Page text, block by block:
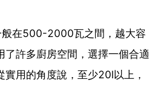
般在500-2000瓦之間，越大容
了許多廚房空間，選擇一個合適
實用的角度說，至少20l以上，